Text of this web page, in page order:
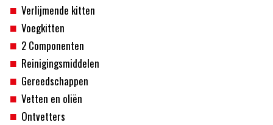
Verlijmende kitten
Voegkitten
2 Componenten
Reinigingsmiddelen
Gereedschappen
Vetten en oliën
Ontvetters